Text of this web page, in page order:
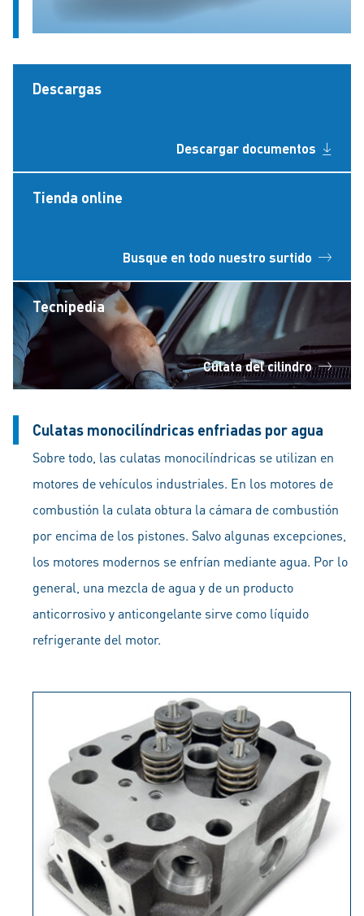
Descargas
Descargar documentos
Tienda online
Busque en todo nuestro surtido
Tecnipedia
Culata del cilindro
Culatas monocilíndricas enfriadas por agua
Sobre todo, las culatas monocilíndricas se utilizan en
motores de vehículos industriales. En los motores de
combustión la culata obtura la cámara de combustión
por encima de los pistones. Salvo algunas excepciones,
los motores modernos se enfrían mediante agua. Por lo
general, una mezcla de agua y de un producto
anticorrosivo y anticongelante sirve como líquido
refrigerante del motor.